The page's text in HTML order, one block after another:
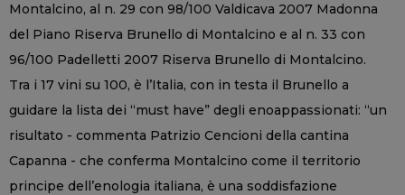
Montalcino, al n. 29 con 98/100 Valdicava 2007 Madonna
del Piano Riserva Brunello di Montalcino e al n. 33 con
96/100 Padelletti 2007 Riserva Brunello di Montalcino.
Tra i 17 vini su 100, è l’Italia, con in testa il Brunello a
guidare la lista dei “must have” degli enoappassionati: “un
risultato - commenta Patrizio Cencioni della cantina
Capanna - che conferma Montalcino come il territorio
principe dell’enologia italiana, è una soddisfazione